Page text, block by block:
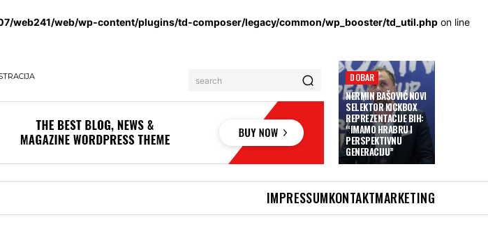
web241/web/wp-content/plugins/td-composer/legacy/common/wp_booster/td_util.php on line
search DOBAR
NERMIN BAŠOVIĆ NOVI
SELEKTOR KICKBOX
REPREZENTACIJE BIH:
“IMAMO HRABRU I
PERSPEKTIVNU
GENERACIJU”
IMPRESSUMKONTAKTMARKETING